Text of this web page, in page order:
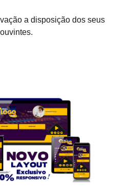
a disposição dos seus
ouvintes.